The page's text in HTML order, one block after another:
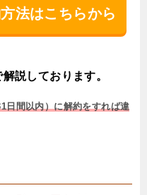
法はこちらから
説しております。
間以内）に解約をすれば違